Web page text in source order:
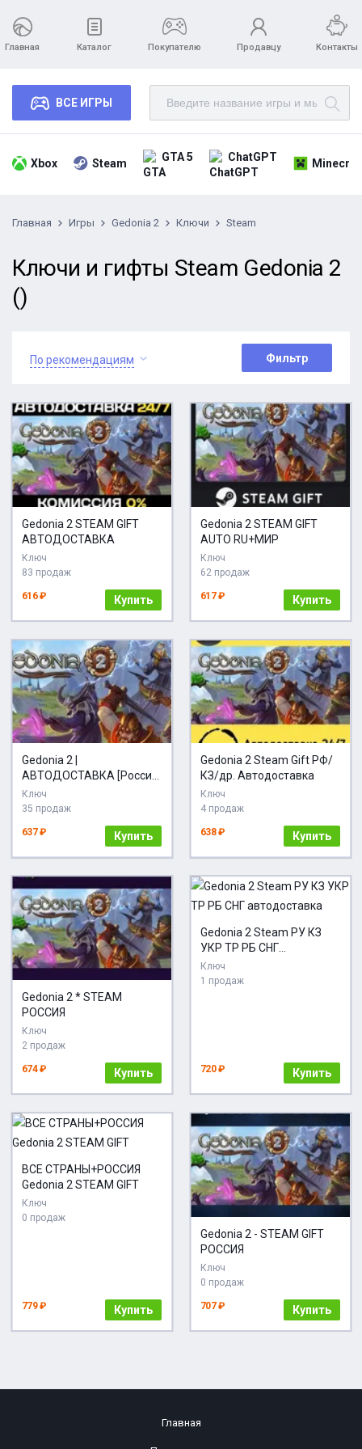
Главная Каталог Покупателю Продавцу Контакты
ВСЕ ИГРЫ
Xbox Steam GTA 5 ChatGPT
Главная Игры Gedonia 2 Ключи Steam
Ключи и гифты Steam Gedonia 2
()
По рекомендациям Фильтр
Gedonia 2 STEAM GIFT
АВТОДОСТАВКА
Ключ
83 продаж
616 ₽ Купить
Gedonia 2 STEAM GIFT
AUTO RU+МИР
Ключ
62 продаж
617 ₽ Купить
Gedonia 2 |
АВТОДОСТАВКА [Россия
Steam Gift]
Ключ
35 продаж
637 ₽ Купить
Gedonia 2 Steam Gift РФ/
КЗ/др. Автодоставка
Ключ
4 продаж
638 ₽ Купить
Gedonia 2 * STEAM
РОССИЯ
Ключ
2 продаж
674 ₽ Купить
Gedonia 2 Steam РУ КЗ
УКР ТР РБ СНГ
автодоставка
Ключ
1 продаж
720 ₽ Купить
ВСЕ СТРАНЫ+РОССИЯ
Gedonia 2 STEAM GIFT
Ключ
0 продаж
779 ₽ Купить
Gedonia 2 - STEAM GIFT
РОССИЯ
Ключ
0 продаж
707 ₽ Купить
Главная